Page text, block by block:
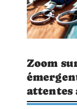
Zoom
attentes